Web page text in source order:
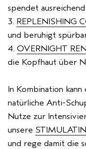
spendet
3. REPLENISHING
und beruhigt
4. OVERNIGHT
die Kopfhaut über
In Kombination
natürliche Anti-
Nutze zur
unsere
und rege damit die